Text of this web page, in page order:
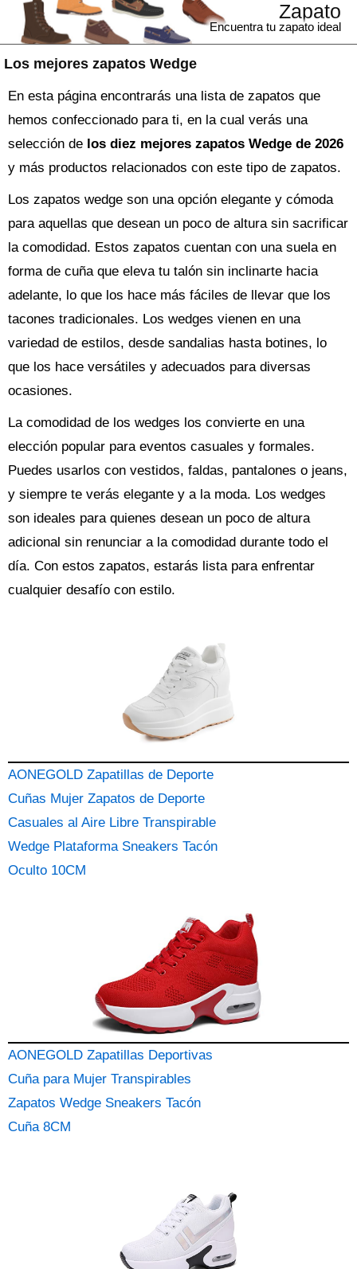
Los mejores zapatos Wedge
Zapato
Encuentra tu zapato ideal
En esta página encontrarás una lista de zapatos que
hemos confeccionado para ti, en la cual verás una
selección de los diez mejores zapatos Wedge de 2026
y más productos relacionados con este tipo de zapatos.
Los zapatos wedge son una opción elegante y cómoda
para aquellas que desean un poco de altura sin sacrificar
la comodidad. Estos zapatos cuentan con una suela en
forma de cuña que eleva tu talón sin inclinarte hacia
adelante, lo que los hace más fáciles de llevar que los
tacones tradicionales. Los wedges vienen en una
variedad de estilos, desde sandalias hasta botines, lo
que los hace versátiles y adecuados para diversas
ocasiones.
La comodidad de los wedges los convierte en una
elección popular para eventos casuales y formales.
Puedes usarlos con vestidos, faldas, pantalones o jeans,
y siempre te verás elegante y a la moda. Los wedges
son ideales para quienes desean un poco de altura
adicional sin renunciar a la comodidad durante todo el
día. Con estos zapatos, estarás lista para enfrentar
cualquier desafío con estilo.
AONEGOLD Zapatillas de Deporte
Cuñas Mujer Zapatos de Deporte
Casuales al Aire Libre Transpirable
Wedge Plataforma Sneakers Tacón
Oculto 10CM
AONEGOLD Zapatillas Deportivas
Cuña para Mujer Transpirables
Zapatos Wedge Sneakers Tacón
Cuña 8CM